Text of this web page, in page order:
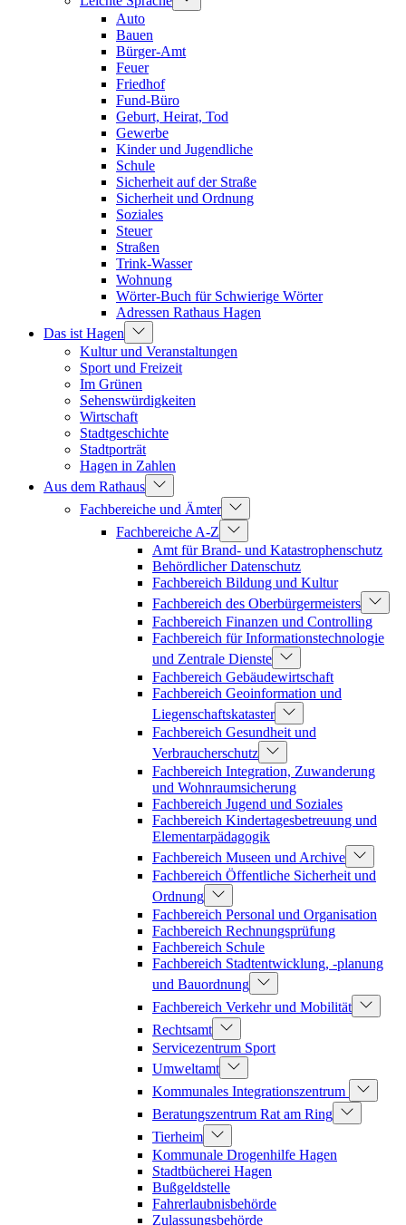
Auto
Bauen
Bürger-Amt
Feuer
Friedhof
Fund-Büro
Geburt, Heirat, Tod
Gewerbe
Kinder und Jugendliche
Schule
Sicherheit auf der Straße
Sicherheit und Ordnung
Soziales
Steuer
Straßen
Trink-Wasser
Wohnung
Wörter-Buch für Schwierige Wörter
Adressen Rathaus Hagen
Das ist Hagen
Kultur und Veranstaltungen
Sport und Freizeit
Im Grünen
Sehenswürdigkeiten
Wirtschaft
Stadtgeschichte
Stadtporträt
Hagen in Zahlen
Aus dem Rathaus
Fachbereiche und Ämter
Fachbereiche A-Z
Amt für Brand- und Katastrophenschutz
Behördlicher Datenschutz
Fachbereich Bildung und Kultur
Fachbereich des Oberbürgermeisters
Fachbereich Finanzen und Controlling
Fachbereich für Informationstechnologie
und Zentrale Dienste
Fachbereich Gebäudewirtschaft
Fachbereich Geoinformation und
Liegenschaftskataster
Fachbereich Gesundheit und
Verbraucherschutz
Fachbereich Integration, Zuwanderung
und Wohnraumsicherung
Fachbereich Jugend und Soziales
Fachbereich Kindertagesbetreuung und
Elementarpädagogik
Fachbereich Museen und Archive
Fachbereich Öffentliche Sicherheit und
Ordnung
Fachbereich Personal und Organisation
Fachbereich Rechnungsprüfung
Fachbereich Schule
Fachbereich Stadtentwicklung, -planung
und Bauordnung
Fachbereich Verkehr und Mobilität
Rechtsamt
Servicezentrum Sport
Umweltamt
Kommunales Integrationszentrum
Beratungszentrum Rat am Ring
Tierheim
Kommunale Drogenhilfe Hagen
Stadtbücherei Hagen
Bußgeldstelle
Fahrerlaubnisbehörde
Zulassungsbehörde